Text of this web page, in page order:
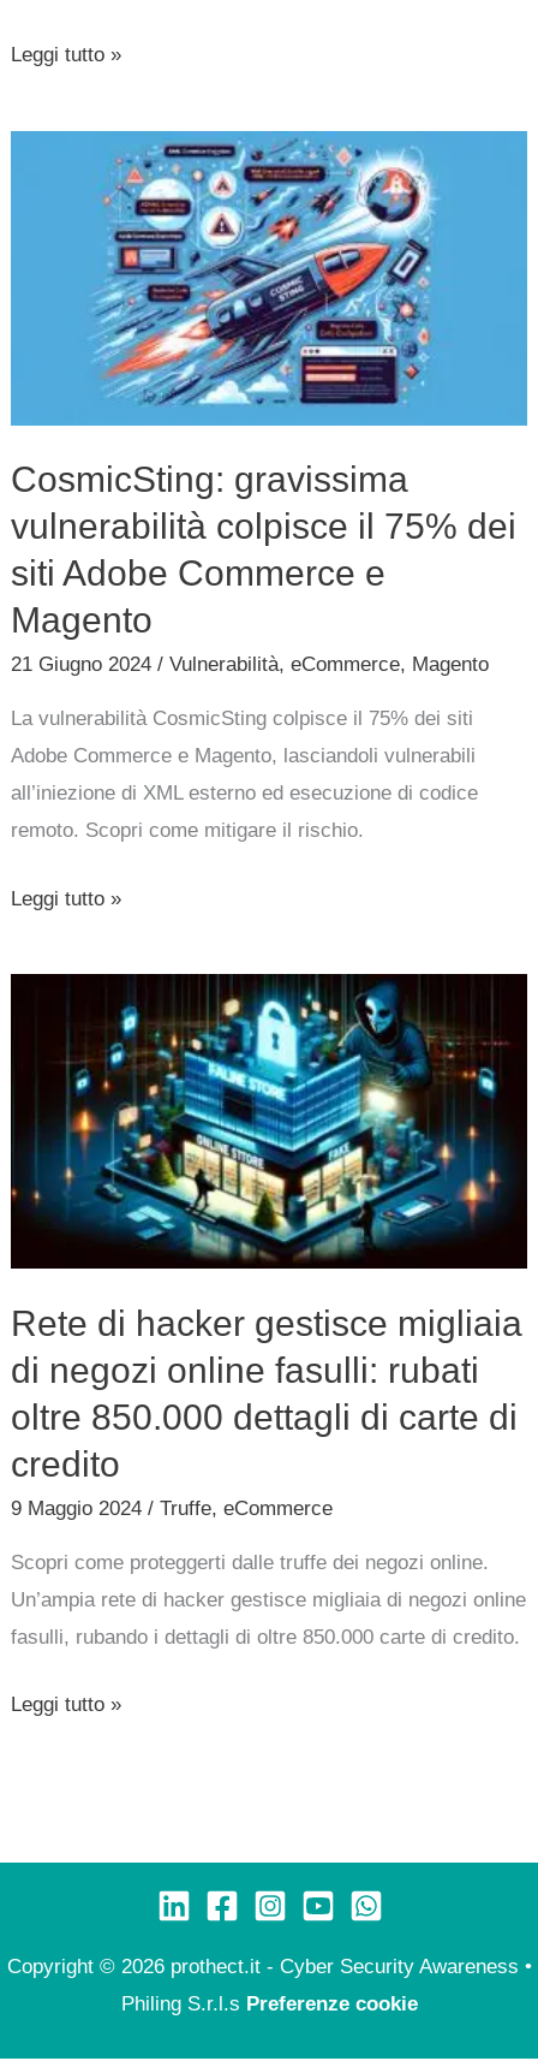
Leggi tutto »
CosmicSting: gravissima
vulnerabilità colpisce il 75% dei
siti Adobe Commerce e
Magento
21 Giugno 2024/Vulnerabilità,eCommerce, Magento
La vulnerabilità CosmicSting colpisce il 75% dei siti
Adobe Commerce e Magento, lasciandoli vulnerabili
all’iniezione di XML esterno ed esecuzione di codice
remoto. Scopri come mitigare il rischio.
gravissima
vulnerabilità
Commerce
e
Magento
Leggi tutto »
Rete di hacker gestisce migliaia
di negozi online fasulli: rubati
oltre 850.000 dettagli di carte di
credito
9 Maggio 2024/Truffe,eCommerce
Scopri come proteggerti dalle truffe dei negozi online.
Un’ampia rete di hacker gestisce migliaia di negozi online
fasulli, rubando i dettagli di oltre 850.000 carte di credito.
hacker
gestisce
migliaia
negozi
rubati
oltre
850.000
di
carte
di
credito
Leggi tutto »
Copyright © 2026 prothect.it - Cyber Security Awareness •
Philing S.r.l.s Preferenze cookie